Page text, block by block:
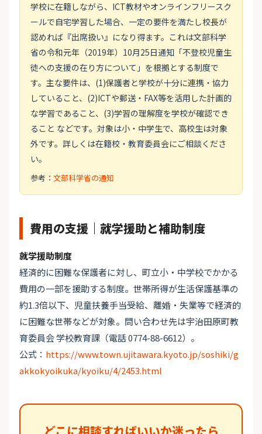
学校に在籍しながら、ICT教材やオンラインフリースク
ールで自宅学習した場合、一定の要件を満たし校長が
認めれば『出席扱い』になり得ます。これは文部科学
省の令和元年（2019年）10月25日通知「不登校児童生
徒への支援の在り方について」を根拠とする制度で
す。主な要件は、(1)保護者と学校が十分に連携・協力
していること、(2)ICTや郵送・FAX等を活用した計画的
な学習であること、(3)学習の理解度を学校が確認でき
ること などです。対象は小・中学生で、高校生は対象
外です。詳しくは在籍校・教育委員会にご相談くださ
い。
参考： 文部科学省の通知
費用の支援｜就学援助と補助制度
就学援助制度
経済的に困難な保護者に対し、町立小・中学校でかかる
費用の一部を援助する制度。世帯所得が生活保護基準の
約1.3倍以下、児童扶養手当受給、離婚・失業等で経済的
に困難な世帯などが対象。問い合わせ先は宇治田原町教
育委員会 学校教育課（電話 0774-88-6612）。
公式： https://www.town.ujitawara.kyoto.jp/soshiki/g
akkokyoikuka/kyoiku/4/2453.html